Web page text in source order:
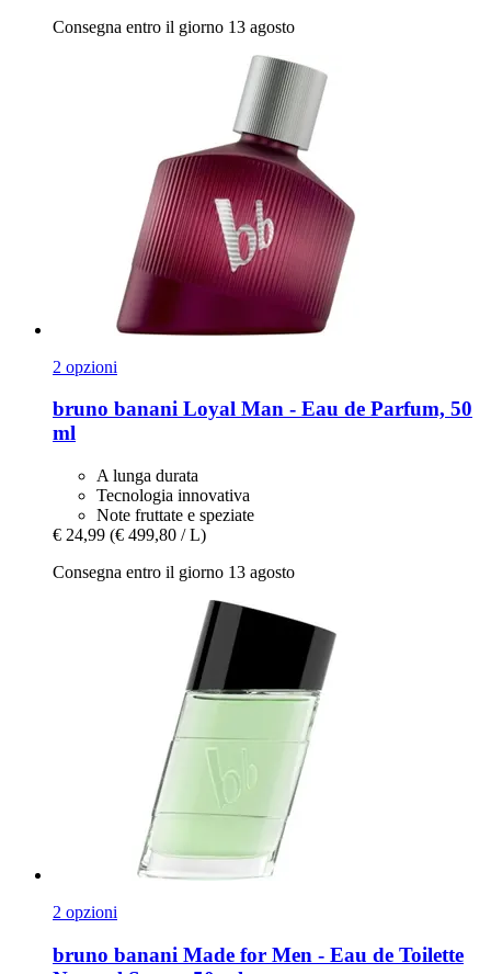
Consegna entro il giorno 13 agosto
2 opzioni
bruno banani Loyal Man -​ Eau de Parfum, 50
ml
A lunga durata
Tecnologia innovativa
Note fruttate e speziate
€ 24,99 (€ 499,80 / L)
Consegna entro il giorno 13 agosto
2 opzioni
bruno banani Made for Men -​ Eau de Toilette